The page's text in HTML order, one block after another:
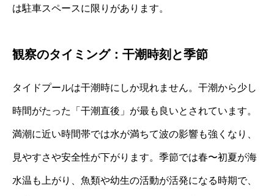
は駐車スペースに限りがあります。
観察のタイミング：干潮時刻と季節
タイドプールは干潮時にしか現れません。干潮から少し
時間がたった「干潮直後」が最も良いとされています。
満潮に近い時間帯では水が満ちて波の影響も強くなり、
見やすさや安全性が下がります。季節では春〜初夏が海
水温も上がり、魚類や幼生の活動が活発になる時期で、